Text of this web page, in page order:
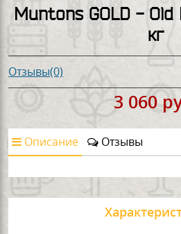
Muntons GOLD -
кг
Отзывы(0)
3 060
Описание Отзывы